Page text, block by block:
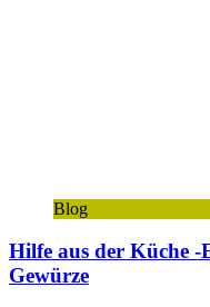
Blog
Hilfe aus der Küche -
Gewürze